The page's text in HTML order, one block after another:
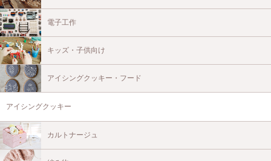
電子工作
キッズ・子供向け
アイシングクッキー・フード
アイシングクッキー
カルトナージュ